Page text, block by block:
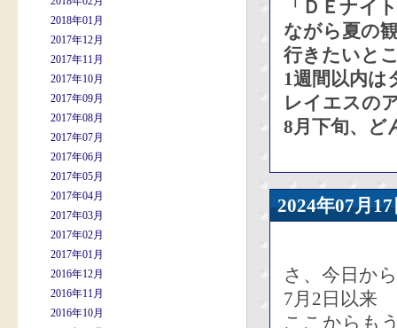
2018年01月
2017年12月
2017年11月
2017年10月
2017年09月
2017年08月
2017年07月
2017年06月
2017年05月
2017年04月
2017年03月
2017年02月
2017年01月
2016年12月
2016年11月
2016年10月
「ＤＥナイ
ながら夏の
行きたいと
1週間以内は
レイエスの
8月下旬、ど
2024年07
さ、今日か
7月2日以来
ここからも